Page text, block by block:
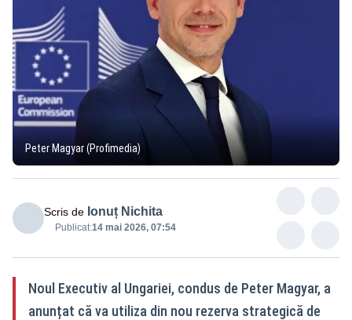
Peter Magyar (Profimedia)
Scris de Ionuț Nichita
Publicat:14 mai 2026, 07:54
Noul Executiv al Ungariei, condus de Peter Magyar, a
anunțat că va utiliza din nou rezerva strategică de